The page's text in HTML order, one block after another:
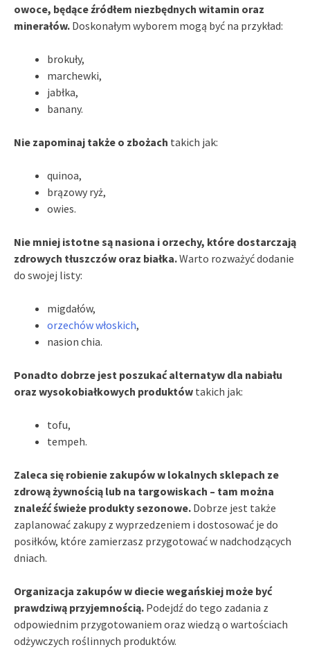
owoce, będące źródłem niezbędnych witamin oraz
minerałów. Doskonałym wyborem mogą być na przykład:
brokuły,
marchewki,
jabłka,
banany.
Nie zapominaj także o zbożach takich jak:
quinoa,
brązowy ryż,
owies.
Nie mniej istotne są nasiona i orzechy, które dostarczają
zdrowych tłuszczów oraz białka.Warto rozważyć dodanie
do swojej listy:
migdałów,
orzechów włoskich,
nasion chia.
Ponadto dobrze jest poszukać alternatyw dla nabiału
oraz wysokobiałkowych produktów takich jak:
tofu,
tempeh.
Zaleca się robienie zakupów w lokalnych sklepach ze
zdrową żywnością lub na targowiskach – tam można
znaleźć świeże produkty sezonowe. Dobrze jest także
zaplanować zakupy z wyprzedzeniem i dostosować je do
posiłków, które zamierzasz przygotować w nadchodzących
dniach.
Organizacja zakupów w diecie wegańskiej może być
prawdziwą przyjemnością. Podejdź do tego zadania z
odpowiednim przygotowaniem oraz wiedzą o wartościach
odżywczych roślinnych produktów.